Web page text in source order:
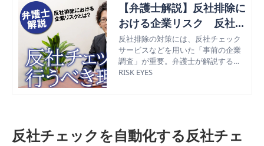
【弁護士解説】反社排除に
おける企業リスク 反社チ
ェックを行うべき7つのポ
イント
反社排除の対策には、反社チェック
サービスなどを用いた「事前の企業
調査」が重要。弁護士が解説する反
社排除における企業リスクを事例や
RISK EYES
反社チェックを自動化する反社チェ